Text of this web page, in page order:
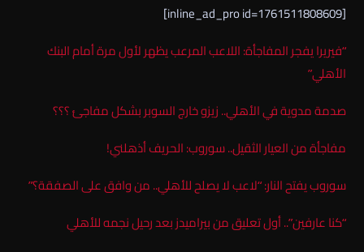
[inline_ad_pro id=1761511808609]
“فيريرا يفجر المفاجأة: اللاعب المرعب يظهر لأول مرة أمام البنك
الأهلي”
صدمة مدوية في الأهلي.. زيزو خارج السوبر بشكل مفاجئ ؟؟؟
مفاجأة من العيار الثقيل.. سوروب: الحريف أذهلني!
سوروب يفتح النار: “لاعب لا يصلح للأهلي.. من وافق على الصفقة؟”
“كنا عارفين”.. أول تعليق من بيراميدز بعد رحيل نجمه للأهلي